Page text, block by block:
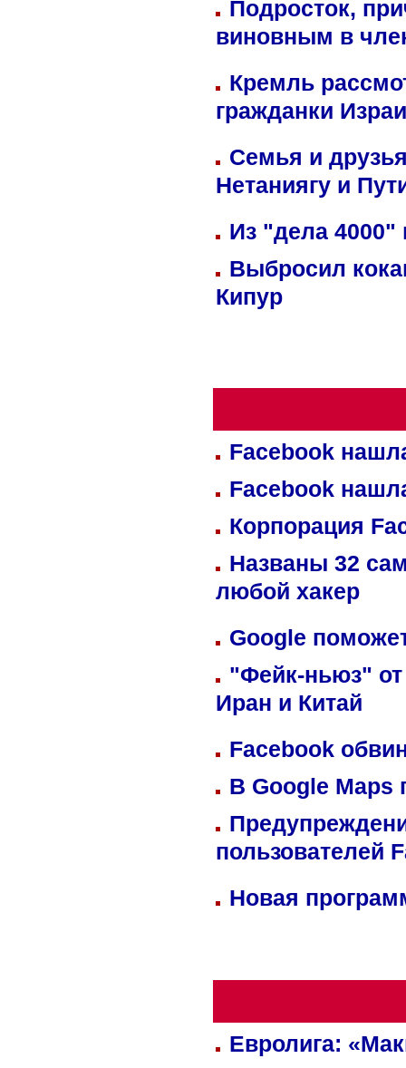
Подросток,
виновным в
Кремль
гражданки
Семья и
Нетаниягу и
Из "дела 4000"
Выбросил
Кипур
Facebook
Facebook
Корпорация
Названы 32
любой хакер
Google
"Фейк-ньюз" от
Иран и Китай
Facebook
В Google Maps
пользователей
Новая
Евролига: